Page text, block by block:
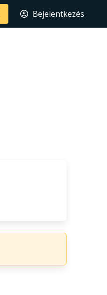
Bejelentkezés